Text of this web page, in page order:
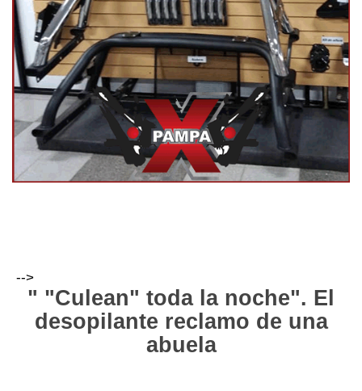
-->
" "Culean" toda la noche". El
desopilante reclamo de una
abuela